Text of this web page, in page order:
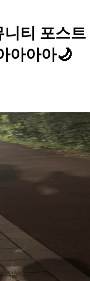
니티 포스트
아아아🌙